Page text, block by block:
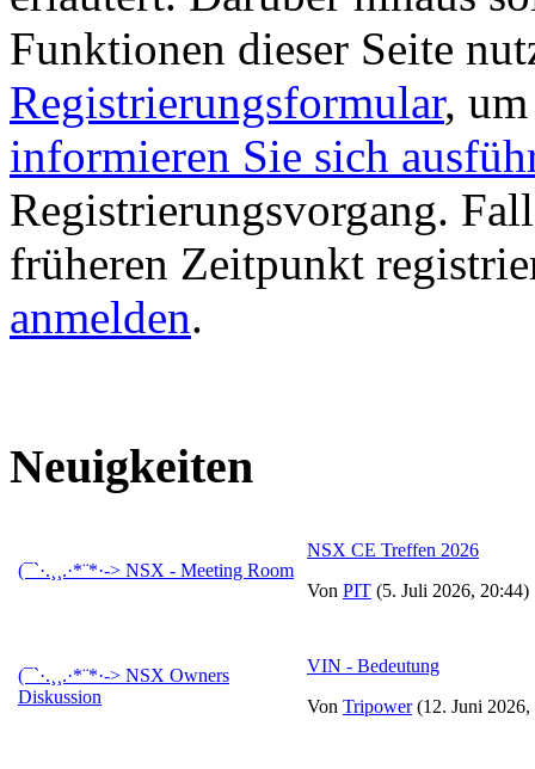
Funktionen dieser Seite
Registrierungsformular,
informieren Sie sich
Registrierungsvorgang.
früheren Zeitpunkt
anmelden.
Neuigkeiten
(¯`·.¸¸.·*¨*·-> NSX - Meeting Room
NSX CE Treffen 2026
Von PIT (5. Juli 2026, 20:44)
(¯`·.¸¸.·*¨*·-> NSX Owners
Diskussion
VIN - Bedeutung
Von Tripower(12. Juni 2026,